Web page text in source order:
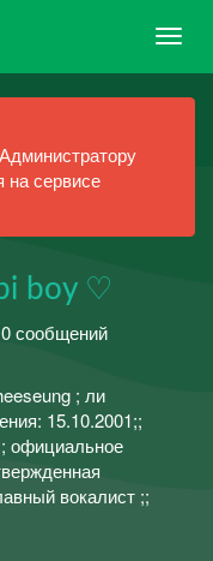
на сервисе
boy ♡
0 сообщений
; ли
15.10.2001;;
официальное
вокалист ;;